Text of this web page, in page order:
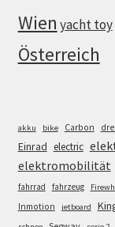
Wien yacht toy
Österreich
akku bike Carbon
Einrad electric
elektromobilität
fahrrad
fahrzeug
Inmotion jetboard